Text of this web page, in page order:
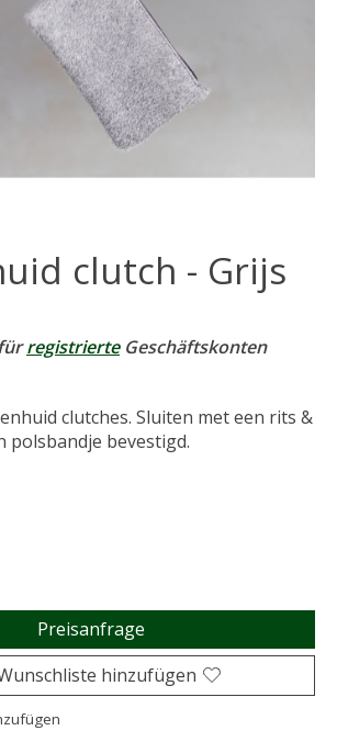
clutch - Grijs
registrierteGeschäftskonten
clutches. Sluiten met een rits &
polsbandje bevestigd.
Preisanfrage
hinzufügen